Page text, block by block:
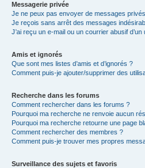
Messagerie privée
Je ne peux pas envoyer de messages
Je reçois sans arrêt des messages
J’ai reçu un e-mail ou un courrier abusif
Amis et ignorés
Que sont mes listes d’amis et d’ignorés ?
Comment puis-je ajouter/supprimer des
Recherche dans les forums
Comment rechercher dans les forums ?
Pourquoi ma recherche ne renvoie aucun
Pourquoi ma recherche retourne une page
Comment rechercher des membres ?
Comment puis-je trouver mes propres
Surveillance des sujets et favoris